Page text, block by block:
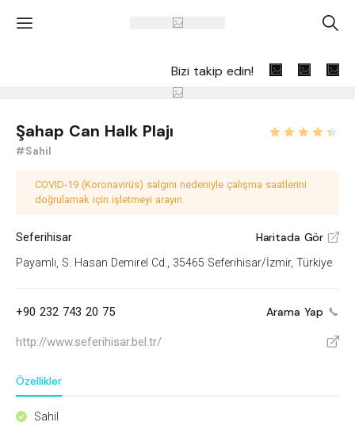
' A
Bizi takip edin!
Şahap Can Halk Plajı
#Sahil
COVID-19 (Koronavirüs) salgını nedeniyle çalışma saatlerini
doğrulamak için işletmeyi arayın.
Seferihisar Haritada Gör V
Payamlı, S. Hasan Demirel Cd., 35465 Seferihisar/İzmir, Türkiye
+90 232 743 20 75 Arama Yap
http://www.seferihisar.bel.tr/ V
Özellikler
^ Sahil